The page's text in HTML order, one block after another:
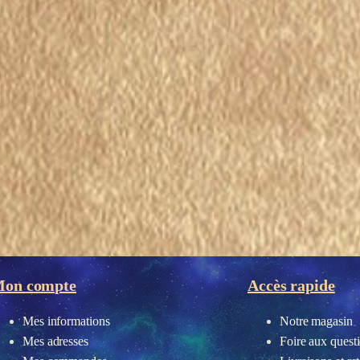
compte
Mes informations
Mes adresses
Accès rapide
Notre magasin
Foire aux